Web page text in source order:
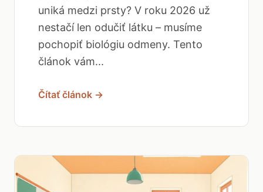
uniká medzi prsty? V roku 2026 už
nestačí len odučiť látku – musíme
pochopiť biológiu odmeny. Tento
článok vám...
Čítať článok →